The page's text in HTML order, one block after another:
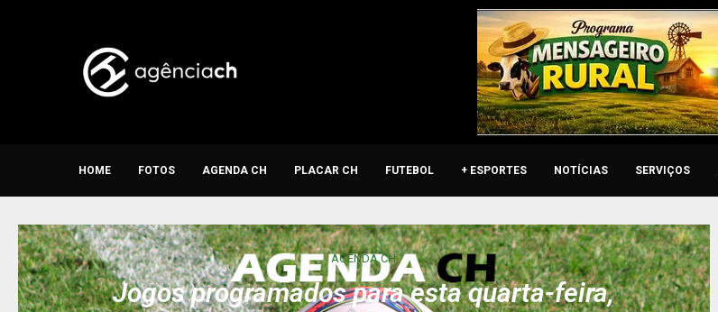
HOME FOTOS AGENDA CH PLACAR CH FUTEBOL + ESPORTES NOTÍCIAS SERVIÇOS
AGENDA CH
Jogos programados para esta quarta-feira,